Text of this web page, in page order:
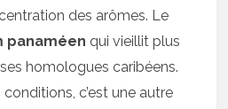
des arômes. Le
panaméen qui vieillit plus
homologues caribéens.
c’est une autre